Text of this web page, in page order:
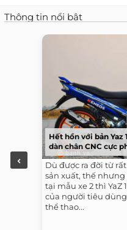
Thông tin nổi bật
Hết hồn với bản Yaz
dàn chân CNC cực
Dù được ra đời từ
sản xuất, thế
tại mẫu xe 2 thì YaZ
của người tiêu
thể thao...